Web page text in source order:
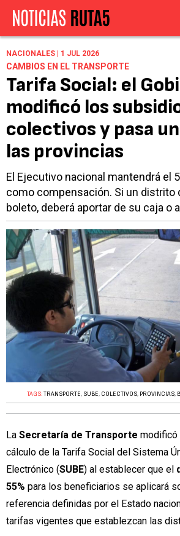
NACIONALES | 1 JUL 2026
CAMBIOS EN EL TRANSPORTE
Tarifa Social: el
modificó los
colectivos y pasa
las provincias
El Ejecutivo nacional mantendrá el
como compensación. Si un distrito
boleto, deberá aportar de su caja o
TAGS:TRANSPORTE, SUBE, COLECTIVOS, PROVINCIAS,
La Secretaría de Transporte modificó
cálculo de la Tarifa Social del Sistema
Electrónico (SUBE) al establecer que el
55% para los beneficiarios se aplicará
referencia definidas por el Estado
tarifas vigentes que establezcan las